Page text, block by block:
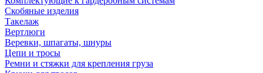
Скобяные изделия
Такелаж
Вертлюги
Веревки, шпагаты, шнуры
Цепи и тросы
Ремни и стяжки для крепления груза